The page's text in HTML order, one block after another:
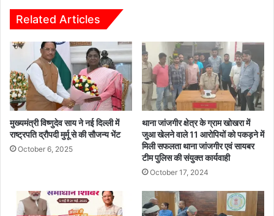
हे
गी
म
ति
,
इं
ट्रा
डे
पी
ओ
जी
पी
ओ
का
कि
या
वि
Related Articles
मुख्यमंत्री विष्णुदेव साय ने नई दिल्ली में
राष्ट्रपति द्रौपदी मुर्मू से की सौजन्य भेंट
October 6, 2025
थाना जांजगीर क्षेत्र के ग्राम खोखरा में
जुआ खेलने वाले 11 आरोपियों को पकड़ने में
मिली सफलता थाना जांजगीर एवं सायबर
टीम पुलिस की संयुक्त कार्यवाही
October 17, 2024